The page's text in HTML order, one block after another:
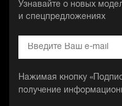
Узнавайте о новых
и спецпредложениях
Нажимая кнопку
получение